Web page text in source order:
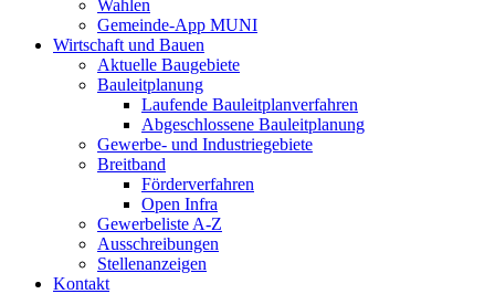
Wahlen
Gemeinde-App MUNI
Wirtschaft und Bauen
Aktuelle Baugebiete
Bauleitplanung
Laufende Bauleitplanverfahren
Abgeschlossene Bauleitplanung
Gewerbe- und Industriegebiete
Breitband
Förderverfahren
Open Infra
Gewerbeliste A-Z
Ausschreibungen
Stellenanzeigen
Kontakt